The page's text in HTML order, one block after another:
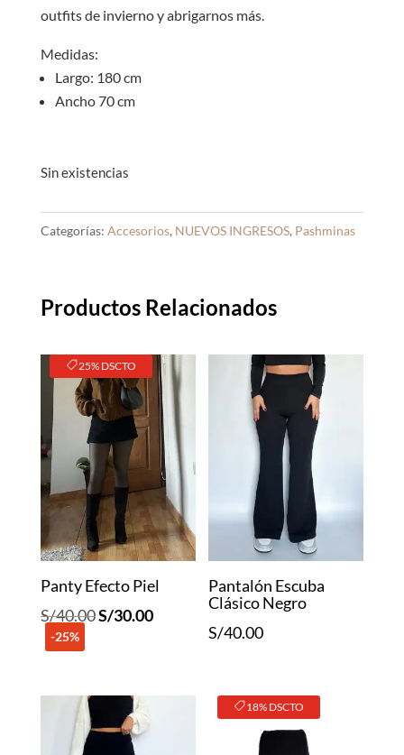
outfits de invierno y abrigarnos más.
Medidas:
Largo: 180 cm
Ancho 70 cm
Sin existencias
Categorías: Accesorios, NUEVOS INGRESOS, Pashminas
Productos Relacionados
25% DSCTO
Panty Efecto Piel
S/40.00El
S/40.00.
S/30.00El
-25%
Pantalón Escuba
Clásico Negro
S/40.00
18% DSCTO